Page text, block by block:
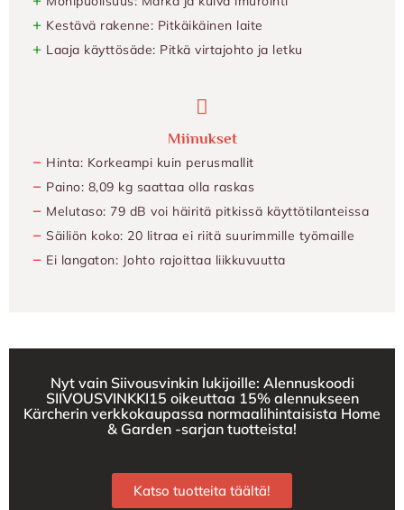
+ Kestävä rakenne: Pitkäikäinen laite
+ Laaja käyttösäde: Pitkä virtajohto ja letku
Miinukset
− Hinta: Korkeampi kuin perusmallit
− Paino: 8,09 kg saattaa olla raskas
− Melutaso: 79 dB voi häiritä pitkissä käyttötilanteissa
− Säiliön koko: 20 litraa ei riitä suurimmille työmaille
− Ei langaton: Johto rajoittaa liikkuvuutta
Nyt vain Siivousvinkin lukijoille: Alennuskoodi
SIIVOUSVINKKI15 oikeuttaa 15% alennukseen
Kärcherin verkkokaupassa normaalihintaisista Home
& Garden -sarjan tuotteista!
Katso tuotteita täältä!